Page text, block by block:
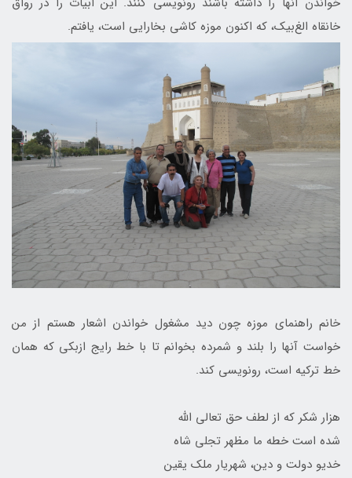
خانقاه الغ‌بیک، که اکنون موزه کاشی بخارایی است، یافتم.
خانم راهنمای موزه چون دید مشغول خواندن اشعار هستم از من
خواست آنها را بلند و شمرده بخوانم تا با خط رایج ازبکی که همان
خط ترکیه است، رونویسی کند.
هزار شکر که از لطف حق تعالی الله
شده است خطه ما مظهر تجلی شاه
خدیو دولت و دین، شهریار ملک یقین